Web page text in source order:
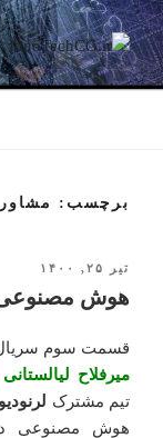
رفتن
به
محتوا
برچسب: مشاور
نوشته‌شده
تیر ۲۵, ۱۴۰۰
هوش مصنوعی
قسمت سوم سریال
میرفلاح
تیم مشترک
هوش مصنوعی در